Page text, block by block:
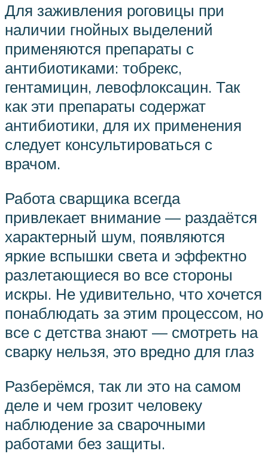
Для заживления роговицы при
наличии гнойных выделений
применяются препараты с
антибиотиками: тобрекс,
гентамицин, левофлоксацин. Так
как эти препараты содержат
антибиотики, для их применения
следует консультироваться с
врачом.
Работа сварщика всегда
привлекает внимание — раздаётся
характерный шум, появляются
яркие вспышки света и эффектно
разлетающиеся во все стороны
искры. Не удивительно, что хочется
понаблюдать за этим процессом, но
все с детства знают — смотреть на
сварку нельзя, это вредно для глаз
Разберёмся, так ли это на самом
деле и чем грозит человеку
наблюдение за сварочными
работами без защиты.